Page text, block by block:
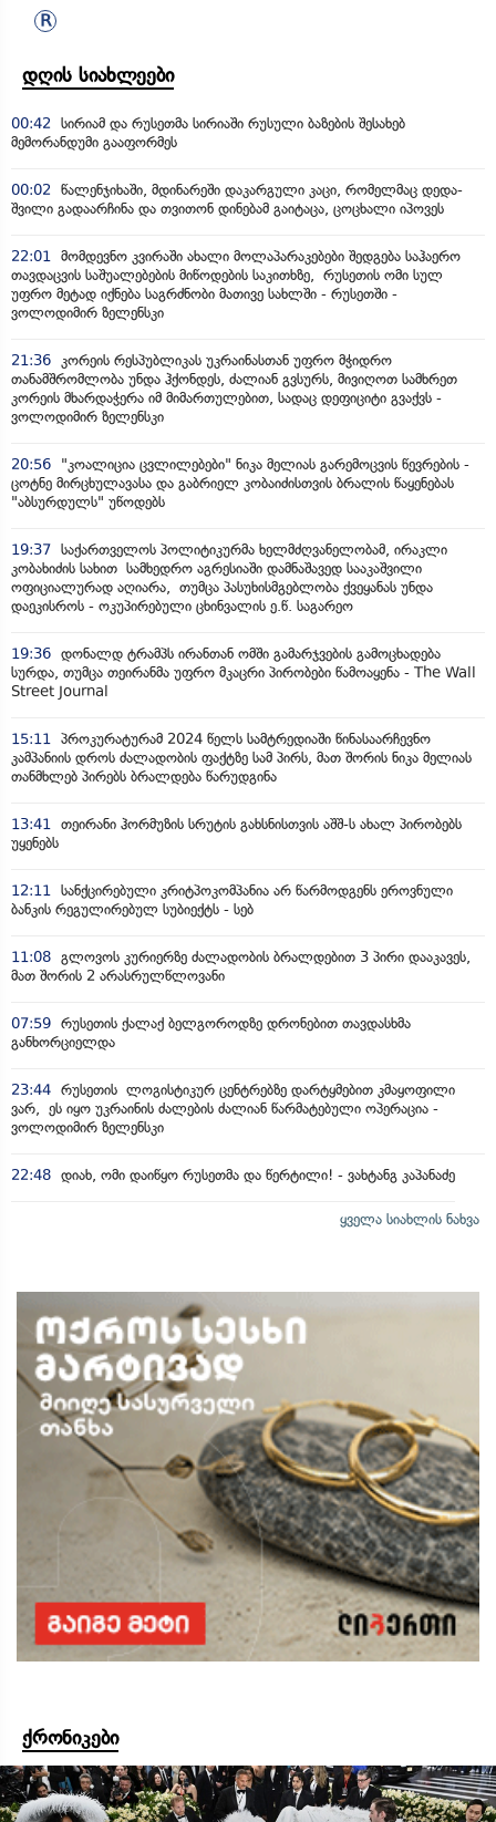
დღის სიახლეები
00:42
სირიამ და რუსეთმა სირიაში რუსული ბაზების შესახებ
მემორანდუმი გააფორმეს
00:02
წალენჯიხაში, მდინარეში დაკარგული კაცი, რომელმაც დედა-
შვილი გადაარჩინა და თვითონ დინებამ გაიტაცა, ცოცხალი იპოვეს
22:01
მომდევნო კვირაში ახალი მოლაპარაკებები შედგება საჰაერო
თავდაცვის საშუალებების მიწოდების საკითხზე, რუსეთის ომი სულ
უფრო მეტად იქნება საგრძნობი მათივე სახლში - რუსეთში -
ვოლოდიმირ ზელენსკი
21:36
კორეის რესპუბლიკას უკრაინასთან უფრო მჭიდრო
თანამშრომლობა უნდა ჰქონდეს, ძალიან გვსურს, მივიღოთ სამხრეთ
კორეის მხარდაჭერა იმ მიმართულებით, სადაც დეფიციტი გვაქვს -
ვოლოდიმირ ზელენსკი
20:56
"კოალიცია ცვლილებები" ნიკა მელიას გარემოცვის წევრების -
ცოტნე მირცხულავასა და გაბრიელ კობაიძისთვის ბრალის წაყენებას
"აბსურდულს" უწოდებს
19:37 საქართველოს პოლიტიკურმა ხელმძღვანელობამ, ირაკლი
კობახიძის სახით სამხედრო აგრესიაში დამნაშავედ სააკაშვილი
ოფიციალურად აღიარა, თუმცა პასუხისმგებლობა ქვეყანას უნდა
დაეკისროს - ოკუპირებული ცხინვალის ე.წ. საგარეო
19:36 დონალდ ტრამპს ირანთან ომში გამარჯვების გამოცხადება
სურდა, თუმცა თეირანმა უფრო მკაცრი პირობები წამოაყენა - The Wall
Street Journal
15:11
პროკურატურამ 2024 წელს სამტრედიაში წინასაარჩევნო
კამპანიის დროს ძალადობის ფაქტზე სამ პირს, მათ შორის ნიკა მელიას
თანმხლებ პირებს ბრალდება წარუდგინა
13:41
თეირანი ჰორმუზის სრუტის გახსნისთვის აშშ-ს ახალ პირობებს
უყენებს
12:11
სანქცირებული კრიტპოკომპანია არ წარმოდგენს ეროვნული
ბანკის რეგულირებულ სუბიექტს - სებ
11:08 გლოვოს კურიერზე ძალადობის ბრალდებით 3 პირი დააკავეს,
მათ შორის 2 არასრულწლოვანი
07:59 რუსეთის ქალაქ ბელგოროდზე დრონებით თავდასხმა
განხორციელდა
23:44 რუსეთის ლოგისტიკურ ცენტრებზე დარტყმებით კმაყოფილი
ვარ, ეს იყო უკრაინის ძალების ძალიან წარმატებული ოპერაცია -
ვოლოდიმირ ზელენსკი
22:48 დიახ, ომი დაიწყო რუსეთმა და წერტილი! - ვახტანგ კაპანაძე
ყველა სიახლის ნახვა
ქრონიკები